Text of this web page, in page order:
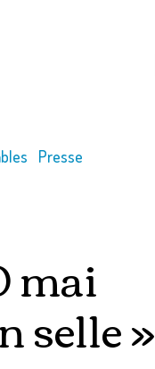
Presse
mai
selle »